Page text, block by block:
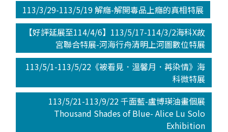
113/3/29-113/5/19 解癮-解開毒品上癮的真相特展
【好評延展至114/4/6】113/5/17-114/3/2海科X故
宮聯合特展-河海行舟清明上河圖數位特展
113/5/1-113/5/22《被看見．溫馨月．苒染情》海
科微特展
113/5/21-113/9/22 千面藍-盧博瑛油畫個展
Thousand Shades of Blue- Alice Lu Solo
Exhibition